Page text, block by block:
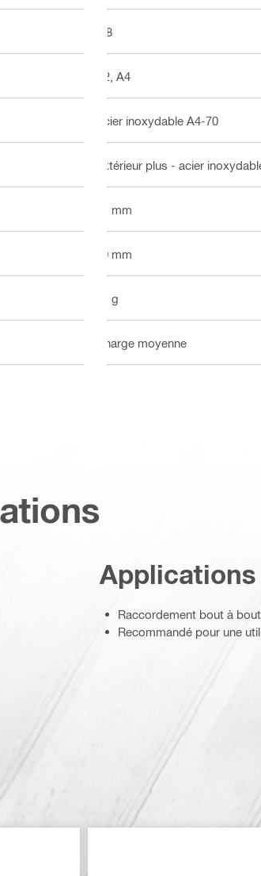
M8
A2, A4
Acier inoxydable A4-70
Extérieur plus - acier
11 mm
30 mm
11 g
Charge moyenne
Applications
Raccordement bout à
Recommandé pour une